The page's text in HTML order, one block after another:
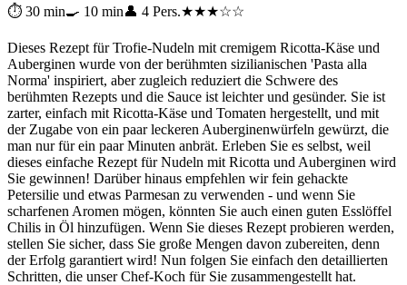
⏱ 30 min🍳 10 min👤 4 Pers.★★★☆☆
Dieses Rezept für Trofie-Nudeln mit cremigem Ricotta-Käse und
Auberginen wurde von der berühmten sizilianischen 'Pasta alla
Norma' inspiriert, aber zugleich reduziert die Schwere des
berühmten Rezepts und die Sauce ist leichter und gesünder. Sie ist
zarter, einfach mit Ricotta-Käse und Tomaten hergestellt, und mit
der Zugabe von ein paar leckeren Auberginenwürfeln gewürzt, die
man nur für ein paar Minuten anbrät. Erleben Sie es selbst, weil
dieses einfache Rezept für Nudeln mit Ricotta und Auberginen wird
Sie gewinnen! Darüber hinaus empfehlen wir fein gehackte
Petersilie und etwas Parmesan zu verwenden - und wenn Sie
scharfenen Aromen mögen, könnten Sie auch einen guten Esslöffel
Chilis in Öl hinzufügen. Wenn Sie dieses Rezept probieren werden,
stellen Sie sicher, dass Sie große Mengen davon zubereiten, denn
der Erfolg garantiert wird! Nun folgen Sie einfach den detaillierten
Schritten, die unser Chef-Koch für Sie zusammengestellt hat.